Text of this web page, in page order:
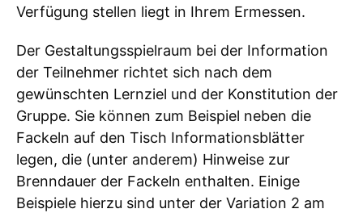
Verfügung stellen liegt in Ihrem Ermessen.
Der Gestaltungsspielraum bei der Information
der Teilnehmer richtet sich nach dem
gewünschten Lernziel und der Konstitution der
Gruppe. Sie können zum Beispiel neben die
Fackeln auf den Tisch Informationsblätter
legen, die (unter anderem) Hinweise zur
Brenndauer der Fackeln enthalten. Einige
Beispiele hierzu sind unter der Variation 2 am